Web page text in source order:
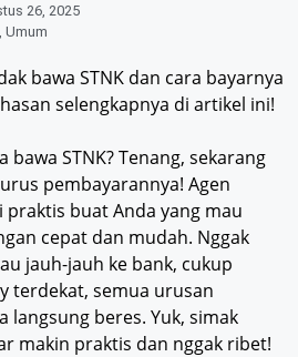
26, 2025
Umum
bawa STNK dan cara bayarnya
selengkapnya di artikel ini!
bawa STNK? Tenang, sekarang
pembayarannya! Agen
praktis buat Anda yang mau
cepat dan mudah. Nggak
jauh-jauh ke bank, cukup
terdekat, semua urusan
langsung beres. Yuk, simak
makin praktis dan nggak ribet!